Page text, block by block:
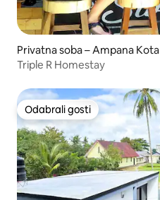
Privatna soba – Ampana Kota
Triple R Homestay
Odabrali gosti
Odabrali gosti